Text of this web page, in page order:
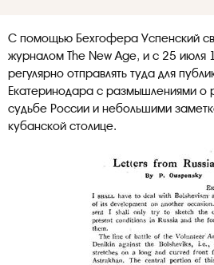
С помощью Бехгофера Успенский
журналом The New Age, и с 25 июля
регулярно отправлять туда для
Екатеринодара с размышлениями о
судьбе России и небольшими
кубанской столице.